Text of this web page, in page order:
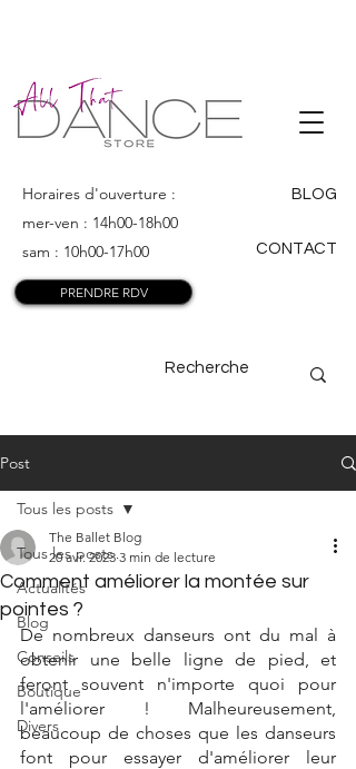
ALL THAT
DANCE
Horaires d'ouverture :
mer-ven : 14h00-18h00
sam : 10h00-17h00
BLOG
CONTACT
PRENDRE RDV
Post
Tous les posts
Actualités
Blog
Conseils
Boutique
Divers
Tous les posts
Comment améliorer la montée sur
pointes ?
The Ballet Blog
20 avr. 2023 3 min de lecture
De nombreux danseurs ont du mal à
obtenir une belle ligne de pied, et
feront souvent n'importe quoi pour
l'améliorer ! Malheureusement,
beaucoup de choses que les danseurs
font pour essayer d'améliorer leur